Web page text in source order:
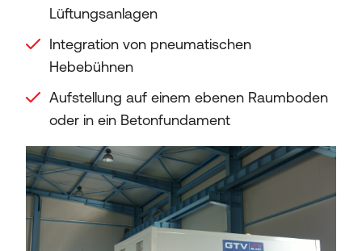
Lüftungsanlagen
Integration von pneumatischen
Hebebühnen
Aufstellung auf einem ebenen Raumboden
oder in ein Betonfundament